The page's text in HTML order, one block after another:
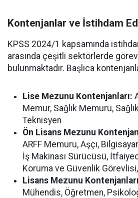
Kontenjanlar ve İstihdam
KPSS 2024/1 kapsamında
arasında çeşitli sektörlerde
bulunmaktadır. Başlıca
Lise Mezunu Kontenjanları:
Memur, Sağlık Memuru,
Teknisyen
Ön Lisans Mezunu
ARFF Memuru, Aşçı,
İş Makinası Sürücüsü,
Koruma ve Güvenlik
Lisans Mezunu
Mühendis, Öğretmen,